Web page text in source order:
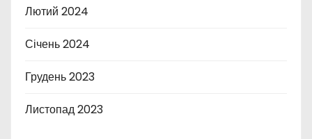
Лютий 2024
Січень 2024
Грудень 2023
Листопад 2023